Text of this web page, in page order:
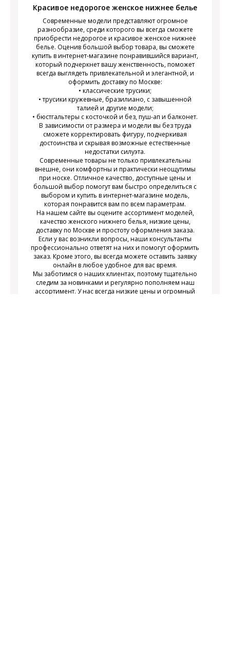
Красивое недорогое женское нижнее белье
Современные модели представляют огромное
разнообразие, среди которого вы всегда сможете
приобрести недорогое и красивое женское нижнее
белье. Оценив большой выбор товара, вы сможете
купить в интернет-магазине понравившийся вариант,
который подчеркнет вашу женственность, поможет
всегда выглядеть привлекательной и элегантной, и
оформить доставку по Москве:
• классические трусики;
• трусики кружевные, бразилиано, с завышенной
талией и другие модели;
• бюстгальтеры с косточкой и без, пуш-ап и балконет.
В зависимости от размера и модели вы без труда
сможете корректировать фигуру, подчеркивая
достоинства и скрывая возможные естественные
недостатки силуэта.
Современные товары не только привлекательны
внешне, они комфортны и практически неощутимы
при носке. Отличное качество, доступные цены и
большой выбор помогут вам быстро определиться с
выбором и купить в интернет-магазине модель,
которая понравится вам по всем параметрам.
На нашем сайте вы оцените ассортимент моделей,
качество женского нижнего белья, низкие цены,
доставку по Москве и простоту оформления заказа.
Если у вас возникли вопросы, наши консультанты
профессионально ответят на них и помогут оформить
заказ. Кроме этого, вы всегда можете оставить заявку
онлайн в любое удобное для вас время.
Мы заботимся о наших клиентах, поэтому тщательно
следим за новинками и регулярно пополняем наш
ассортимент. У нас всегда низкие цены и огромный